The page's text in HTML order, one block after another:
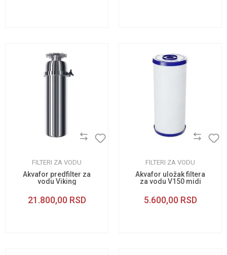
FILTERI ZA VODU
Akvafor predfilter za
vodu Viking
21.800,00 RSD
FILTERI ZA VODU
Akvafor uložak filtera
za vodu V150 midi
5.600,00 RSD